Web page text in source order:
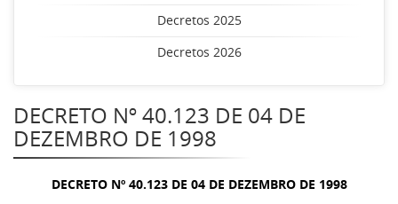
Decretos 2025
Decretos 2026
DECRETO Nº 40.123 DE 04 DE
DEZEMBRO DE 1998
DECRETO Nº 40.123 DE 04 DE DEZEMBRO DE 1998